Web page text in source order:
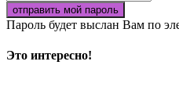
Пароль будет выслан Вам по
Это интересно!